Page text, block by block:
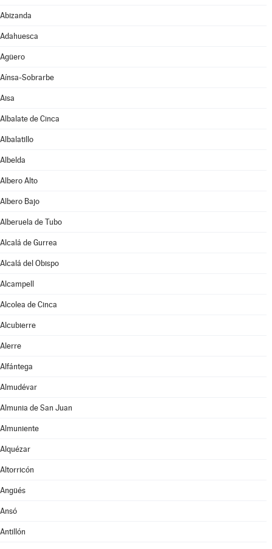
Abizanda
Adahuesca
Agüero
Aínsa-Sobrarbe
Aisa
Albalate de Cinca
Albalatillo
Albelda
Albero Alto
Albero Bajo
Alberuela de Tubo
Alcalá de Gurrea
Alcalá del Obispo
Alcampell
Alcolea de Cinca
Alcubierre
Alerre
Alfántega
Almudévar
Almunia de San Juan
Almuniente
Alquézar
Altorricón
Angüés
Ansó
Antillón